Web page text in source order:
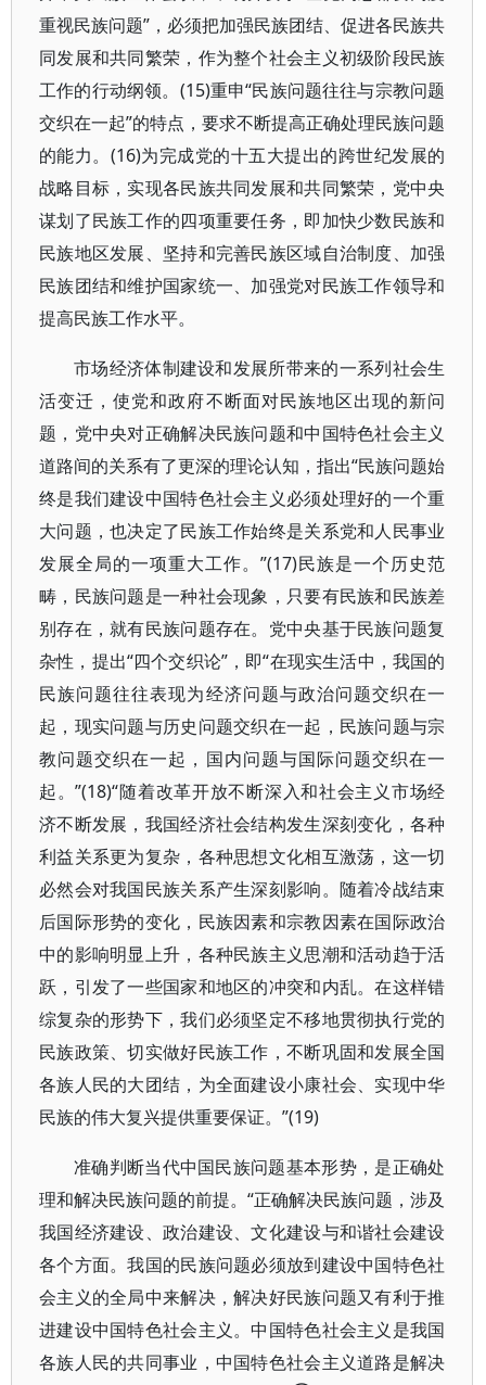
重视民族问题”，必须把加强民族团结、促进各民族共
同发展和共同繁荣，作为整个社会主义初级阶段民族
工作的行动纲领。(15)重申“民族问题往往与宗教问题
交织在一起”的特点，要求不断提高正确处理民族问题
的能力。(16)为完成党的十五大提出的跨世纪发展的
战略目标，实现各民族共同发展和共同繁荣，党中央
谋划了民族工作的四项重要任务，即加快少数民族和
民族地区发展、坚持和完善民族区域自治制度、加强
民族团结和维护国家统一、加强党对民族工作领导和
提高民族工作水平。
市场经济体制建设和发展所带来的一系列社会生
活变迁，使党和政府不断面对民族地区出现的新问
题，党中央对正确解决民族问题和中国特色社会主义
道路间的关系有了更深的理论认知，指出“民族问题始
终是我们建设中国特色社会主义必须处理好的一个重
大问题，也决定了民族工作始终是关系党和人民事业
发展全局的一项重大工作。”(17)民族是一个历史范
畴，民族问题是一种社会现象，只要有民族和民族差
别存在，就有民族问题存在。党中央基于民族问题复
杂性，提出“四个交织论”，即“在现实生活中，我国的
民族问题往往表现为经济问题与政治问题交织在一
起，现实问题与历史问题交织在一起，民族问题与宗
教问题交织在一起，国内问题与国际问题交织在一
起。”(18)“随着改革开放不断深入和社会主义市场经
济不断发展，我国经济社会结构发生深刻变化，各种
利益关系更为复杂，各种思想文化相互激荡，这一切
必然会对我国民族关系产生深刻影响。随着冷战结束
后国际形势的变化，民族因素和宗教因素在国际政治
中的影响明显上升，各种民族主义思潮和活动趋于活
跃，引发了一些国家和地区的冲突和内乱。在这样错
综复杂的形势下，我们必须坚定不移地贯彻执行党的
民族政策、切实做好民族工作，不断巩固和发展全国
各族人民的大团结，为全面建设小康社会、实现中华
民族的伟大复兴提供重要保证。”(19)
准确判断当代中国民族问题基本形势，是正确处
理和解决民族问题的前提。“正确解决民族问题，涉及
我国经济建设、政治建设、文化建设与和谐社会建设
各个方面。我国的民族问题必须放到建设中国特色社
会主义的全局中来解决，解决好民族问题又有利于推
进建设中国特色社会主义。中国特色社会主义是我国
各族人民的共同事业，中国特色社会主义道路是解决